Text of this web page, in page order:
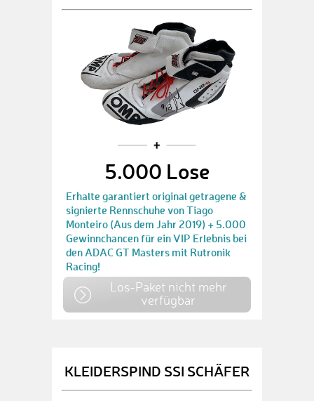
5.000 Lose
Erhalte garantiert original getragene &
signierte Rennschuhe von Tiago
Monteiro (Aus dem Jahr 2019) + 5.000
Gewinnchancen für ein VIP Erlebnis bei
den ADAC GT Masters mit Rutronik
Racing!
Los-Paket nicht mehr
verfügbar
KLEIDERSPIND SSI SCHÄFER